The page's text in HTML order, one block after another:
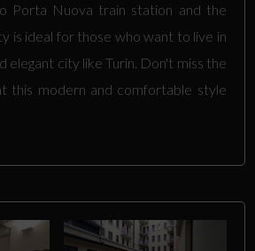
Porta Nuova train station and the
is ideal for those who want to live in
elegant city like Turin. Don't miss the
this modern and comfortable style